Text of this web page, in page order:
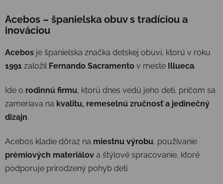
Acebos – španielska obuv s tradíciou a
inováciou
Acebos je španielska značka detskej obuvi, ktorú v roku
1991 založil Fernando Sacramento v meste Illueca.
Ide o rodinnú firmu, ktorú dnes vedú jeho deti, pričom sa
zameriava na kvalitu, remeselnú zručnosť a jedinečný
dizajn.
Acebos kladie dôraz na miestnu výrobu, používanie
prémiových materiálov a štýlové spracovanie, ktoré
podporuje prirodzený pohyb detí.